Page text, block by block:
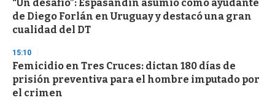
“Un desafío”: Espasandín asumió como ayudante
de Diego Forlán en Uruguay y destacó una gran
cualidad del DT
15:10
Femicidio en Tres Cruces: dictan 180 días de
prisión preventiva para el hombre imputado por
el crimen